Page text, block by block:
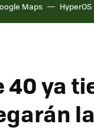
Maps HyperOS
40 ya